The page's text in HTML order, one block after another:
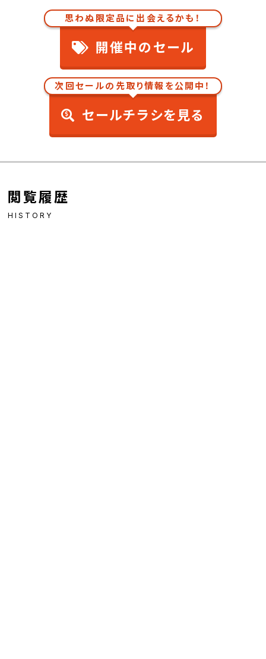
思わぬ限定品に出会えるかも！
開催中のセール
次回セールの先取り情報を公開中！
セールチラシを見る
閲覧履歴
HISTORY